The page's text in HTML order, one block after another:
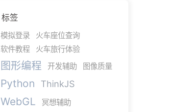
标签
模拟登录
火车座位查询
软件教程
火车旅行体验
图形编程 开发辅助 图像质量
Python ThinkJS
WebGL
冥想辅助